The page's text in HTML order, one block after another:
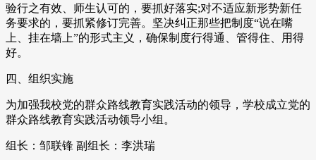
验行之有效、师生认可的，要抓好落实;对不适应新形势新任
务要求的，要抓紧修订完善。坚决纠正那些把制度“说在嘴
上、挂在墙上”的形式主义，确保制度行得通、管得住、用得
好。
四、组织实施
为加强我校党的群众路线教育实践活动的领导，学校成立党的
群众路线教育实践活动领导小组。
组长：邹联锋 副组长：李洪瑞